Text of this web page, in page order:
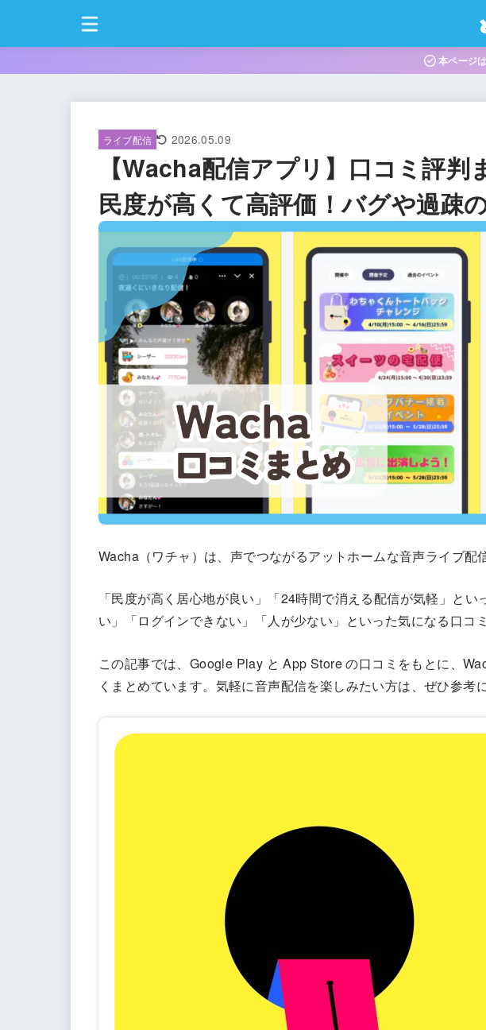
本ページ
ライブ配信 2026.05.09
【Wacha配信アプリ】口コミ評判
民度が高くて高評価！バグや過疎
Wacha（ワチャ）は、声でつながるアットホームな音声ライブ配
「民度が高く居心地が良い」「24時間で消える配信が気軽」と
い」「ログインできない」「人が少ない」といった気になる口コ
この記事では、Google Play と App Store の口コミをもとに、
くまとめています。気軽に音声配信を楽しみたい方は、ぜひ参考